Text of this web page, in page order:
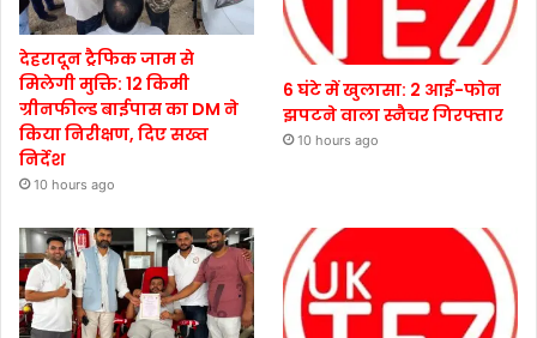
देहरादून ट्रैफिक जाम से
मिलेगी मुक्ति: 12 किमी
ग्रीनफील्ड बाईपास का DM ने
किया निरीक्षण, दिए सख्त
निर्देश
10 hours ago
6 घंटे में खुलासा: 2 आई-फोन
झपटने वाला स्नैचर गिरफ्तार
10 hours ago